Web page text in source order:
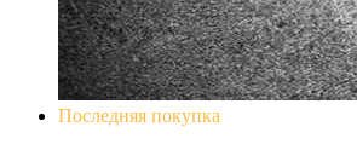
Последняя покупка